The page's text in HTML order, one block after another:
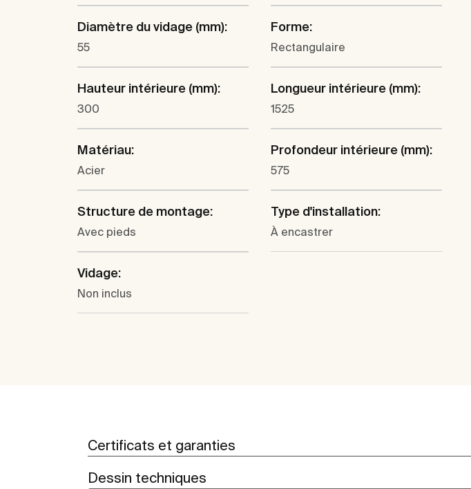
Diamètre du vidage (mm):
55
Forme:
Rectangulaire
Hauteur intérieure (mm):
300
Longueur intérieure (mm):
1525
Matériau:
Acier
Profondeur intérieure (mm):
575
Structure de montage:
Avec pieds
Type d'installation:
À encastrer
Vidage:
Non inclus
Certificats et garanties
Dessin techniques